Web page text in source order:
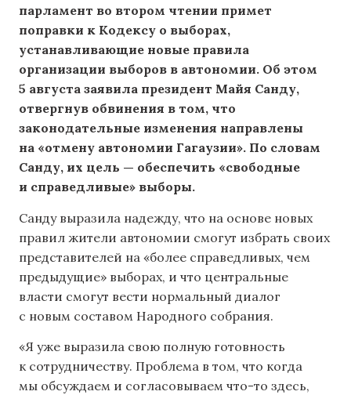
парламент во втором чтении примет
поправки к Кодексу о выборах,
устанавливающие новые правила
организации выборов в автономии. Об этом
5 августа заявила президент Майя Санду,
отвергнув обвинения в том, что
законодательные изменения направлены
на «отмену автономии Гагаузии». По словам
Санду, их цель — обеспечить «свободные
и справедливые» выборы.
Санду выразила надежду, что на основе новых
правил жители автономии смогут избрать своих
представителей на «более справедливых, чем
предыдущие» выборах, и что центральные
власти смогут вести нормальный диалог
с новым составом Народного собрания.
«Я уже выразила свою полную готовность
к сотрудничеству. Проблема в том, что когда
мы обсуждаем и согласовываем что-то здесь,